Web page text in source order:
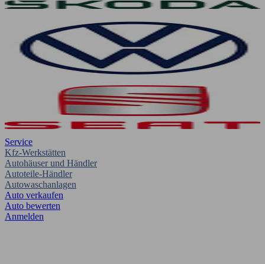
Service
Kfz-Werkstätten
Autohäuser und Händler
Autoteile-Händler
Autowaschanlagen
Auto verkaufen
Auto bewerten
Anmelden